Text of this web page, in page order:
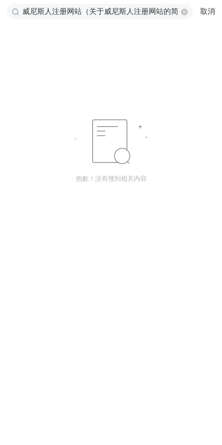
取消
抱歉！没有搜到相关内容